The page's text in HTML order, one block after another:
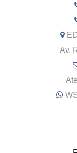
Av.